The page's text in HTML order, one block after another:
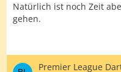
Natürlich ist noch Zeit
gehen.
Premier League